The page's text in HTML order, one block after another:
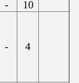
-
10
- 4